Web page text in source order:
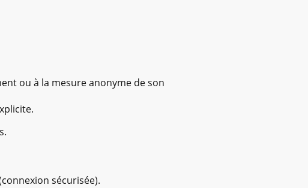
ou à la mesure anonyme de son
sécurisée).